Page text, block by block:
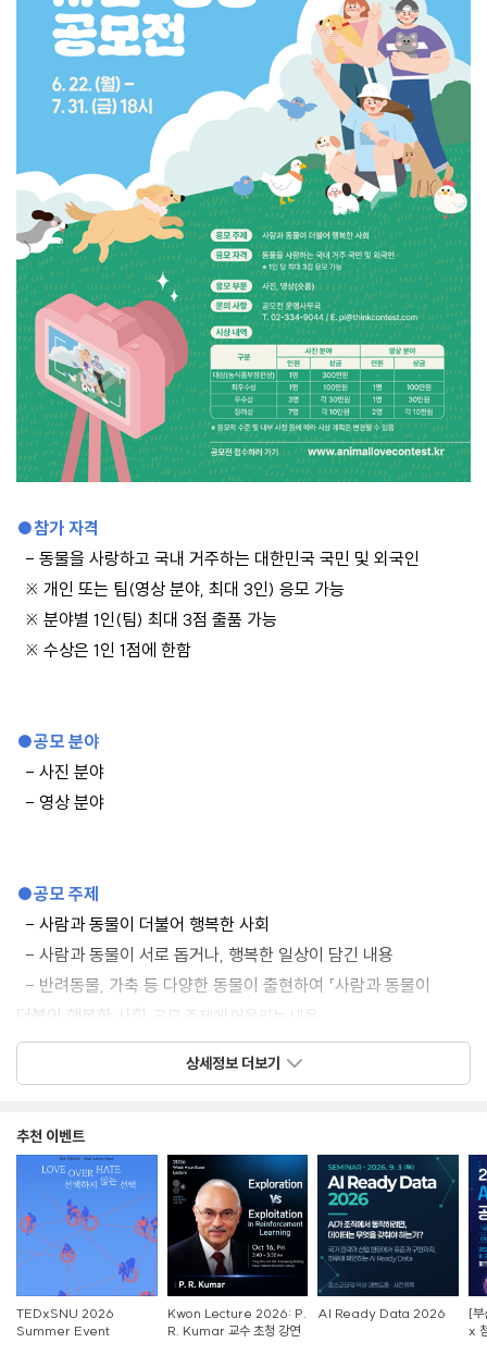
●참가 자격
- 동물을 사랑하고 국내 거주하는 대한민국 국민 및 외국인
※ 개인 또는 팀(영상 분야, 최대 3인) 응모 가능
※ 분야별 1인(팀) 최대 3점 출품 가능
※ 수상은 1인 1점에 한함
●공모 분야
- 사진 분야
- 영상 분야
●공모 주제
- 사람과 동물이 더불어 행복한 사회
- 사람과 동물이 서로 돕거나, 행복한 일상이 담긴 내용
- 반려동물, 가축 등 다양한 동물이 출현하여 「사람과 동물이
더불어 행복한 사회 공모 주제에 어울리는 내용
[사진 분야
구분
인원
대상
1명
최우수상
1명
우수상
3
장려상
7명
상세정보 더보기
추천 이벤트
TEDxSNU 2026
Summer Event
Kwon Lecture 2026: P.
R. Kumar 교수 초청 강연
AI Ready Data 2026
[
x